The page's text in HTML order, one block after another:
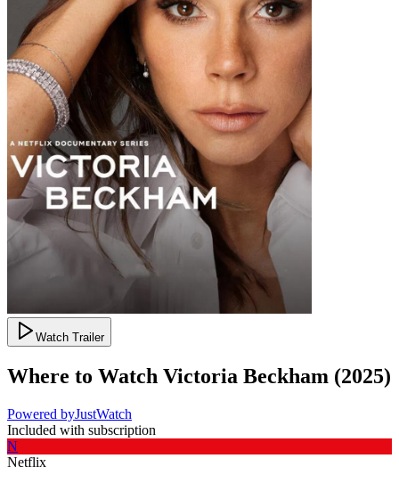
Watch Trailer
Where to Watch Victoria Beckham (2025)
Powered byJustWatch
Included with subscription
N
Netflix